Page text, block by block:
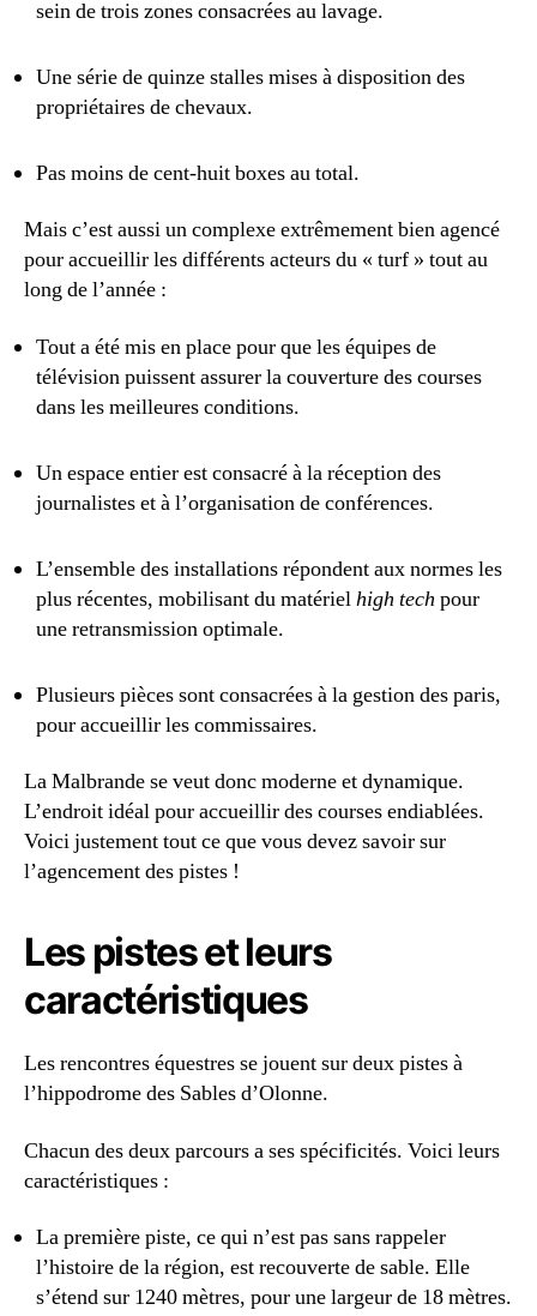
sein de trois zones consacrées au lavage.
Une série de quinze stalles mises à disposition des
propriétaires de chevaux.
Pas moins de cent-huit boxes au total.
Mais c’est aussi un complexe extrêmement bien agencé
pour accueillir les différents acteurs du « turf » tout au
long de l’année :
Tout a été mis en place pour que les équipes de
télévision puissent assurer la couverture des courses
dans les meilleures conditions.
Un espace entier est consacré à la réception des
journalistes et à l’organisation de conférences.
L’ensemble des installations répondent aux normes les
plus récentes, mobilisant du matérielhigh tech pour
une retransmission optimale.
Plusieurs pièces sont consacrées à la gestion des paris,
pour accueillir les commissaires.
La Malbrande se veut donc moderne et dynamique.
L’endroit idéal pour accueillir des courses endiablées.
Voici justement tout ce que vous devez savoir sur
l’agencement des pistes !
Les pistes et leurs
caractéristiques
Les rencontres équestres se jouent sur deux pistes à
l’hippodrome des Sables d’Olonne.
Chacun des deux parcours a ses spécificités. Voici leurs
caractéristiques :
La première piste, ce qui n’est pas sans rappeler
l’histoire de la région, est recouverte de sable. Elle
s’étend sur 1240 mètres, pour une largeur de 18 mètres.